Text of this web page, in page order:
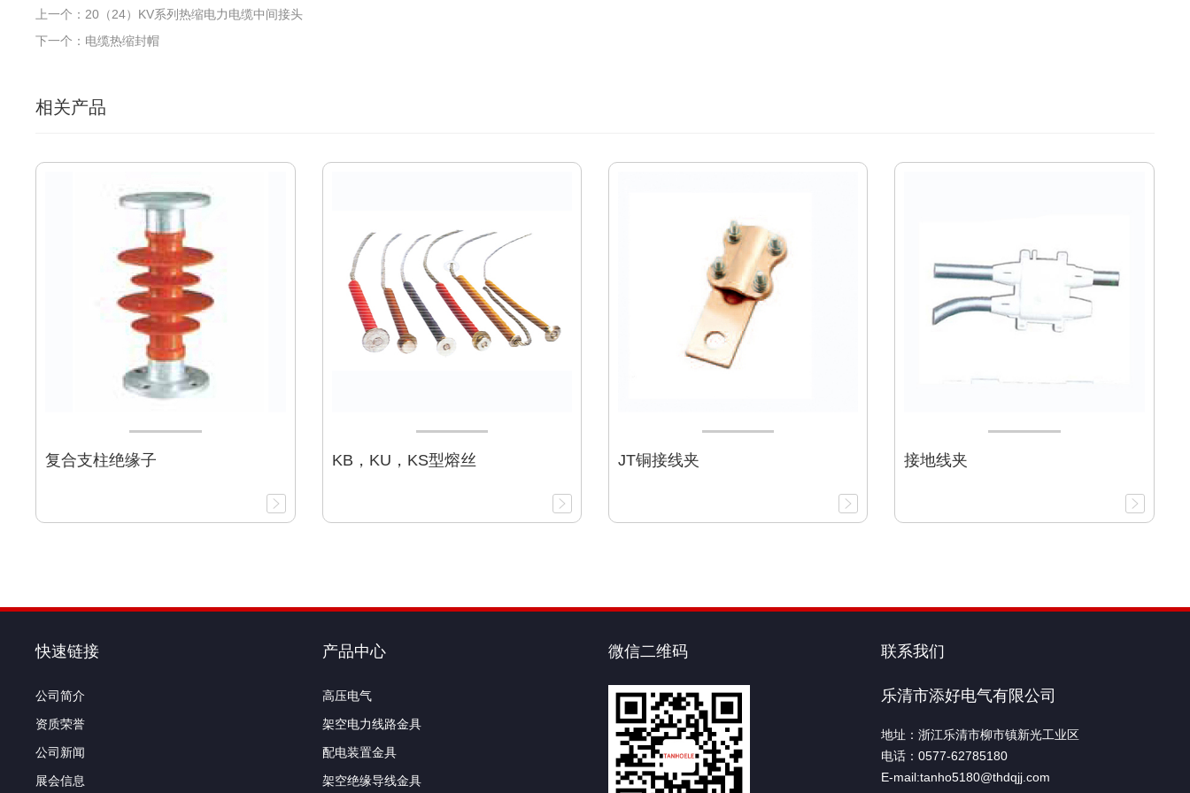
上一个：20（24）KV系列热缩电力电缆中间接头
下一个：电缆热缩封帽
相关产品
复合支柱绝缘子 KB，KU，KS型熔丝 JT铜接线夹 接地线夹
快速链接
公司简介
资质荣誉
公司新闻
展会信息
产品中心
高压电气
架空电力线路金具
配电装置金具
架空绝缘导线金具
微信二维码 联系我们
乐清市添好电气有限公司
地址：浙江乐清市柳市镇新光工业区
电话：0577-62785180
E-mail:tanho5180@thdqjj.com